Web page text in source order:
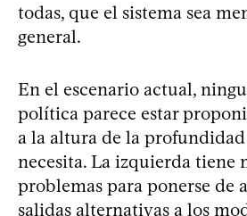
todas, que el sistema sea
general.
En el escenario actual,
política parece estar
a la altura de la
necesita. La izquierda tiene
problemas para ponerse de
salidas alternativas a los